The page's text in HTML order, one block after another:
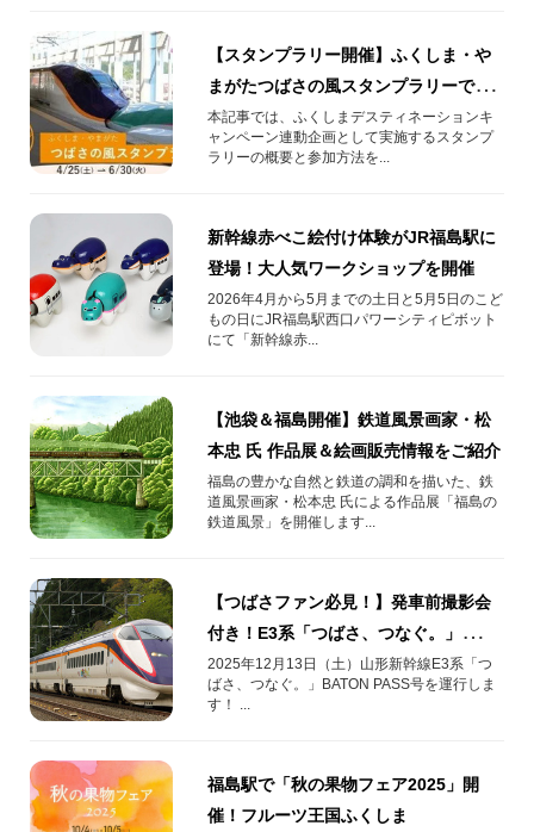
【スタンプラリー開催】ふくしま・や
まがたつばさの風スタンプラリーでオ
リジナルノベルティをゲット！
本記事では、ふくしまデスティネーションキ
ャンペーン連動企画として実施するスタンプ
ラリーの概要と参加方法を...
新幹線赤べこ絵付け体験がJR福島駅に
登場！大人気ワークショップを開催
2026年4月から5月までの土日と5月5日のこど
もの日にJR福島駅西口パワーシティピボット
にて「新幹線赤...
【池袋＆福島開催】鉄道風景画家・松
本忠 氏 作品展＆絵画販売情報をご紹介
福島の豊かな自然と鉄道の調和を描いた、鉄
道風景画家・松本忠 氏による作品展「福島の
鉄道風景」を開催します...
【つばさファン必見！】発車前撮影会
付き！E3系「つばさ、つなぐ。」
BATON PASS号の旅！
2025年12月13日（土）山形新幹線E3系「つ
ばさ、つなぐ。」BATON PASS号を運行しま
す！ ...
福島駅で「秋の果物フェア2025」開
催！フルーツ王国ふくしま